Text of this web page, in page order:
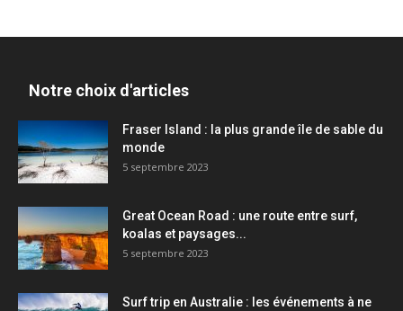
Notre choix d'articles
Fraser Island : la plus grande île de sable du
monde
5 septembre 2023
Great Ocean Road : une route entre surf,
koalas et paysages...
5 septembre 2023
Surf trip en Australie : les événements à ne